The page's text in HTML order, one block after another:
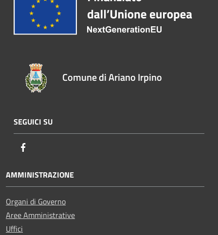
Comune di Ariano Irpino
SEGUICI SU
AMMINISTRAZIONE
Organi di Governo
Aree Amministrative
Uffici